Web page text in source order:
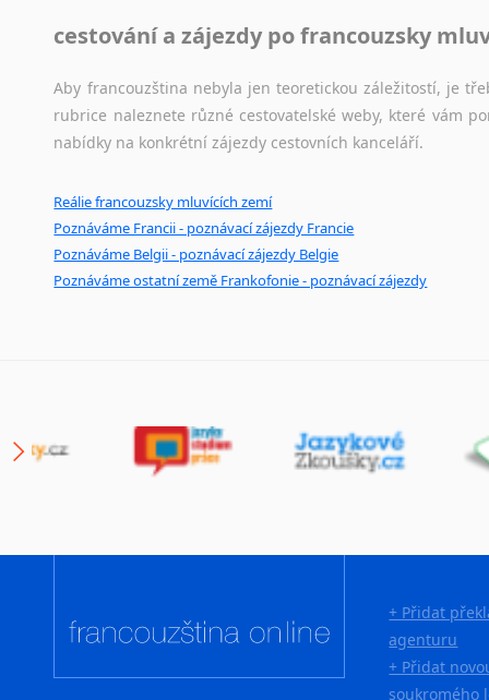
cestování a zájezdy po francouzsky
Aby francouzština nebyla jen teoretickou záležitostí, je
rubrice naleznete různé cestovatelské weby, které vám
nabídky na konkrétní zájezdy cestovních kanceláří.
Reálie francouzsky mluvících zemí
Poznáváme Francii - poznávací zájezdy Francie
Poznáváme Belgii - poznávací zájezdy Belgie
Poznáváme ostatní země Frankofonie - poznávací zájezdy
+ Přidat
agenturu
+ Přidat
soukromého